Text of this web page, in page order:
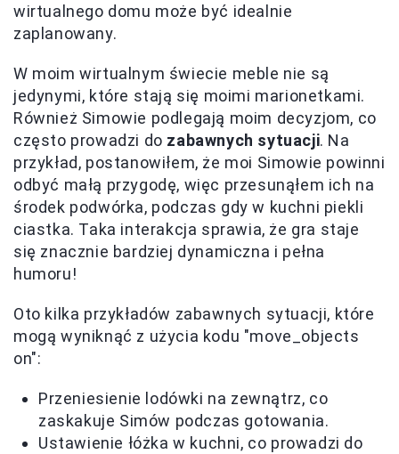
wirtualnego domu może być idealnie
zaplanowany.
W moim wirtualnym świecie meble nie są
jedynymi, które stają się moimi marionetkami.
Również Simowie podlegają moim decyzjom, co
często prowadzi do zabawnych sytuacji. Na
przykład, postanowiłem, że moi Simowie powinni
odbyć małą przygodę, więc przesunąłem ich na
środek podwórka, podczas gdy w kuchni piekli
ciastka. Taka interakcja sprawia, że gra staje
się znacznie bardziej dynamiczna i pełna
humoru!
Oto kilka przykładów zabawnych sytuacji, które
mogą wyniknąć z użycia kodu "move_objects
on":
Przeniesienie lodówki na zewnątrz, co
zaskakuje Simów podczas gotowania.
Ustawienie łóżka w kuchni, co prowadzi do